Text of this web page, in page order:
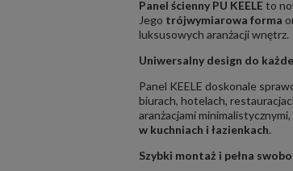
Panel ścienny PU KEELEto
Jego trójwymiarowa forma
luksusowych aranżacji wnętrz.
Uniwersalny design do
Panel KEELE doskonale
biurach, hotelach,
aranżacjami
w kuchniach i łazienkach.
Szybki montaż i pełna